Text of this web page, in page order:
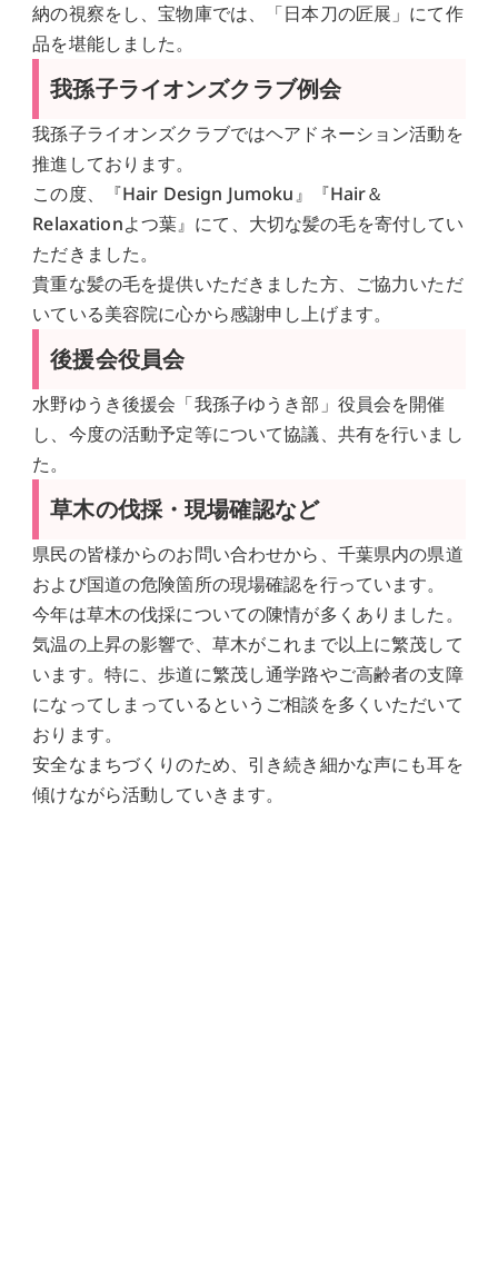
納の視察をし、宝物庫では、「日本刀の匠展」にて作
品を堪能しました。
我孫子ライオンズクラブ例会
我孫子ライオンズクラブではヘアドネーション活動を
推進しております。
この度、『Hair Design Jumoku』『Hair＆
Relaxationよつ葉』にて、大切な髪の毛を寄付してい
ただきました。
貴重な髪の毛を提供いただきました方、ご協力いただ
いている美容院に心から感謝申し上げます。
後援会役員会
水野ゆうき後援会「我孫子ゆうき部」役員会を開催
し、今度の活動予定等について協議、共有を行いまし
た。
草木の伐採・現場確認など
県民の皆様からのお問い合わせから、千葉県内の県道
および国道の危険箇所の現場確認を行っています。
今年は草木の伐採についての陳情が多くありました。
気温の上昇の影響で、草木がこれまで以上に繁茂して
います。特に、歩道に繁茂し通学路やご高齢者の支障
になってしまっているというご相談を多くいただいて
おります。
安全なまちづくりのため、引き続き細かな声にも耳を
傾けながら活動していきます。